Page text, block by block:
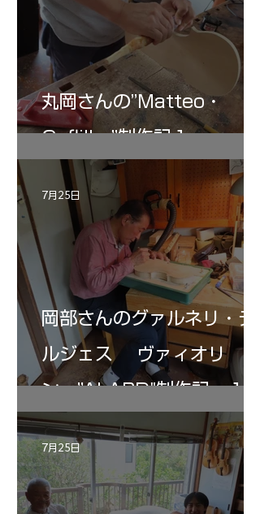
丸岡さんの”Matteo・
Gofliller”制作記１
岡部さんのグァルネリ・デ
ルジェス ヴァィオリ
ン ”ALARD"制作記 １2
7月25日
7月25日